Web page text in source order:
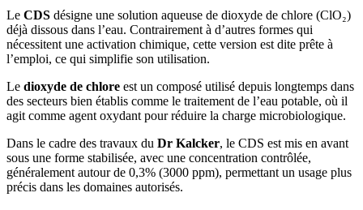
Le CDS désigne une solution aqueuse de dioxyde de chlore (ClO₂)
déjà dissous dans l’eau. Contrairement à d’autres formes qui
nécessitent une activation chimique, cette version est dite prête à
l’emploi, ce qui simplifie son utilisation.
Le dioxyde de chlore est un composé utilisé depuis longtemps dans
des secteurs bien établis comme le traitement de l’eau potable, où il
agit comme agent oxydant pour réduire la charge microbiologique.
Dans le cadre des travaux du Dr Kalcker, le CDS est mis en avant
sous une forme stabilisée, avec une concentration contrôlée,
généralement autour de 0,3% (3000 ppm), permettant un usage plus
précis dans les domaines autorisés.